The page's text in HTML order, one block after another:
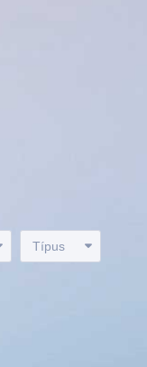
Típus